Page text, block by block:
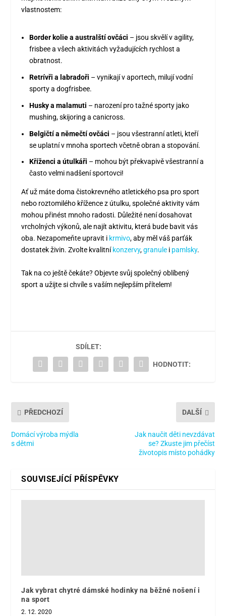
vlastnostem:
Border kolie a australští ovčáci – jsou skvělí v agility,
frisbee a všech aktivitách vyžadujících rychlost a
obratnost.
Retrívři a labradoři – vynikají v aportech, milují vodní
sporty a dogfrisbee.
Husky a malamuti – narození pro tažné sporty jako
mushing, skijoring a canicross.
Belgičtí a němečtí ovčáci – jsou všestranní atleti, kteří
se uplatní v mnoha sportech včetně obran a stopování.
Kříženci a útulkáři – mohou být překvapivě všestranní a
často velmi nadšení sportovci!
Ať už máte doma čistokrevného atletického psa pro sport
nebo roztomilého křížence z útulku, společné aktivity vám
mohou přinést mnoho radosti. Důležité není dosahovat
vrcholných výkonů, ale najít aktivitu, která bude bavit vás
oba. Nezapomeňte upravit i krmivo, aby měl váš parťák
dostatek živin. Zvolte kvalitní konzervy,granule i pamlsky.
Tak na co ještě čekáte? Objevte svůj společný oblíbený
sport a užijte si chvíle s vaším nejlepším přítelem!
SDÍLET:
HODNOTIT:
PŘEDCHOZÍ
Domácí výroba mýdla
s dětmi
DALŠÍ
Jak naučit děti nevzdávat
se? Zkuste jim přečíst
životopis místo pohádky
SOUVISEJÍCÍ PŘÍSPĚVKY
Jak vybrat chytré dámské hodinky na běžné nošení i
na sport
2. 12. 2020